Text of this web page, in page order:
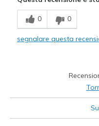
Breathe Well
Comfortable
Casual Wear
Going Out
0 0
segnalare questa